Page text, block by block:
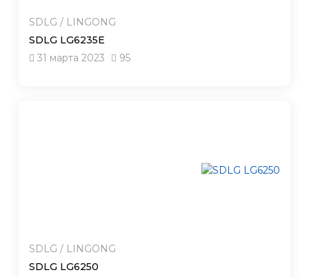
SDLG / LINGONG
SDLG LG6235E
31 марта 2023
95
SDLG / LINGONG
SDLG LG6250